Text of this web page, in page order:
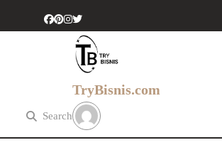
TryBisnis.com
Search